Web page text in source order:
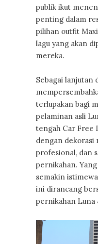
publik ikut
penting dalam
pilihan outfit
lagu yang akan
mereka.
Sebagai lanjutan
terlupakan bagi
pelaminan asli
tengah Car Free
dengan dekorasi
profesional, dan
pernikahan.
semakin
ini dirancang
pernikahan Luna